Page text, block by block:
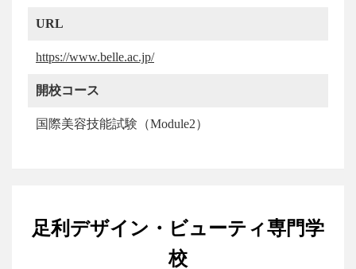
URL
https://www.belle.ac.jp/
開校コース
国際美容技能試験（Module2）
足利デザイン・ビューティ専門学
校